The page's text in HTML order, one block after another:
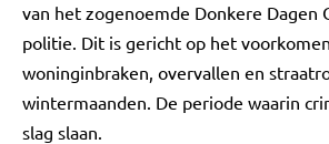
van het zogenoemde Donkere Dagen
politie. Dit is gericht op het
woninginbraken, overvallen en
wintermaanden. De periode waarin
slag slaan.